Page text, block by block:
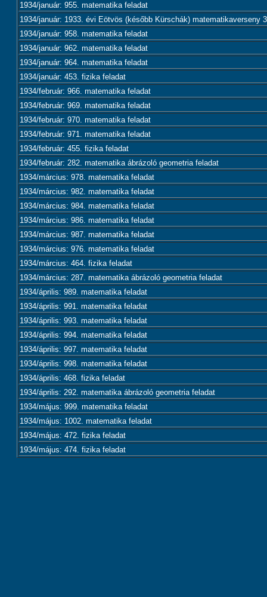
1934/január: 955. matematika feladat
1934/január: 1933. évi Eötvös (később Kürschák) matematikaverseny
1934/január: 958. matematika feladat
1934/január: 962. matematika feladat
1934/január: 964. matematika feladat
1934/január: 453. fizika feladat
1934/február: 966. matematika feladat
1934/február: 969. matematika feladat
1934/február: 970. matematika feladat
1934/február: 971. matematika feladat
1934/február: 455. fizika feladat
1934/február: 282. matematika ábrázoló geometria feladat
1934/március: 978. matematika feladat
1934/március: 982. matematika feladat
1934/március: 984. matematika feladat
1934/március: 986. matematika feladat
1934/március: 987. matematika feladat
1934/március: 976. matematika feladat
1934/március: 464. fizika feladat
1934/március: 287. matematika ábrázoló geometria feladat
1934/április: 989. matematika feladat
1934/április: 991. matematika feladat
1934/április: 993. matematika feladat
1934/április: 994. matematika feladat
1934/április: 997. matematika feladat
1934/április: 998. matematika feladat
1934/április: 468. fizika feladat
1934/április: 292. matematika ábrázoló geometria feladat
1934/május: 999. matematika feladat
1934/május: 1002. matematika feladat
1934/május: 472. fizika feladat
1934/május: 474. fizika feladat